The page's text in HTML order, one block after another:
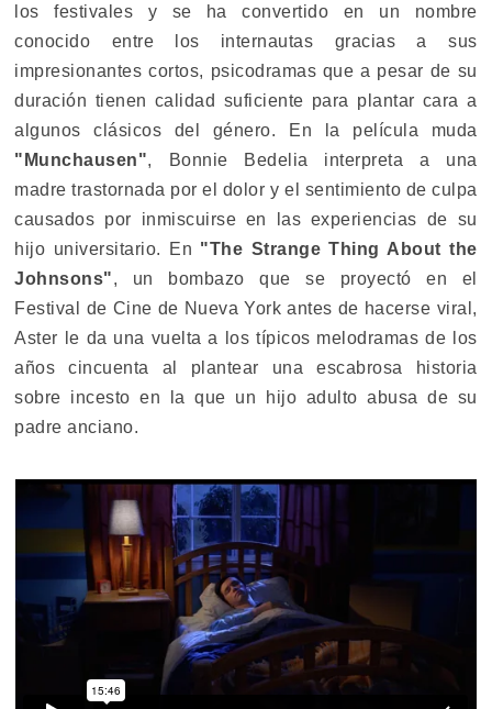
los festivales y se ha convertido en un nombre
conocido entre los internautas gracias a sus
impresionantes cortos, psicodramas que a pesar de su
duración tienen calidad suficiente para plantar cara a
algunos clásicos del género. En la película muda
"Munchausen", Bonnie Bedelia interpreta a una
madre trastornada por el dolor y el sentimiento de culpa
causados por inmiscuirse en las experiencias de su
hijo universitario. En "The Strange Thing About the
Johnsons", un bombazo que se proyectó en el
Festival de Cine de Nueva York antes de hacerse viral,
Aster le da una vuelta a los típicos melodramas de los
años cincuenta al plantear una escabrosa historia
sobre incesto en la que un hijo adulto abusa de su
padre anciano.